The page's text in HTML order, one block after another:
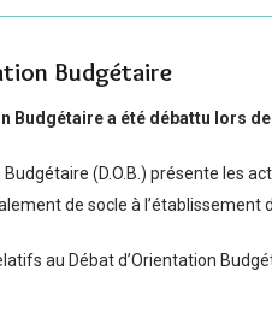
Budgétaire
Budgétaire a été débattu lors
Budgétaire (D.O.B.) présente les
de socle à l’établissement
au Débat d’Orientation